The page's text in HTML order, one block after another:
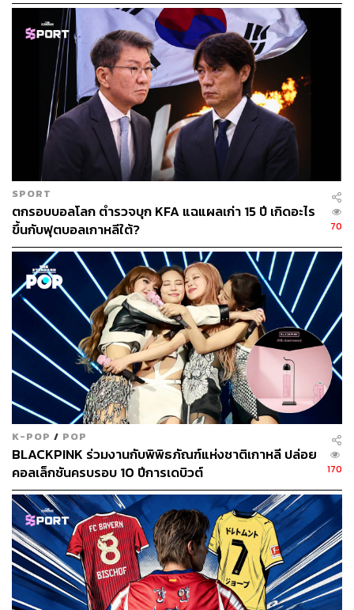
เยือนซึ่งกันและกันระหว่างเกาหลี-ไทย’ โดยหวังว่าจะกระชับ
ความสัมพันธ์ด้านการท่องเที่ยวระหว่างสองประเทศ
ภาพ: Patrick Foto / Shutterstock
https://www.scmp.com/news/asia/east-asia/article/32
67016/south-korea-sees-470-more-chinese-visitors-t
hai-tourists-stay-away
สามารถติดตาม THE STANDARD WEALTH
ผ่านแอปพลิเคชันต่างๆ ที่คุณสะดวกหรือใช้งานอยู่แล้วได้เลย
TAGS: นักท่องเที่ยว การท่องเที่ยว South Korea K-ETA
5.8K
ABOUT THE AUTHOR
THE STANDARD WEALTH
สำนักข่าวเศรษฐกิจ ธุรกิจ และการลงทุน โดย
ทีมข่าว THE STANDARD
SPORT
ตกรอบบอลโลก ตำรวจบุก KFA แฉแผลเก่า 15 ปี เกิดอะไร
ขึ้นกับฟุตบอลเกาหลีใต้?
70
K-POP / POP
BLACKPINK ร่วมงานกับพิพิธภัณฑ์แห่งชาติเกาหลี ปล่อย
คอลเล็กชันครบรอบ 10 ปีการเดบิวต์
170